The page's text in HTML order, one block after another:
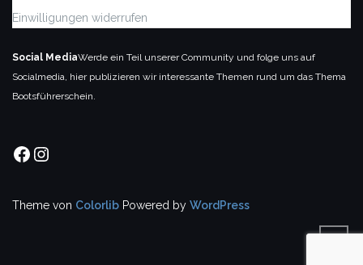
Einwilligungen widerrufen
Social MediaWerde ein Teil unserer Community und folge uns auf
Socialmedia, hier publizieren wir interessante Themen rund um das Thema
Bootsführerschein.
Facebook
Instagram
Theme von Colorlib Powered by WordPress